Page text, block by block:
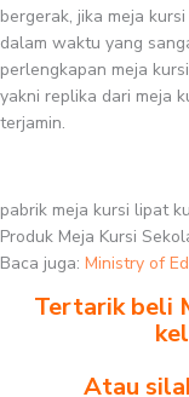
bergerak, jika meja
dalam waktu yang
perlengkapan meja
yakni replika dari meja
terjamin.
pabrik meja kursi lipat
Produk Meja Kursi
Baca juga: Ministry of
Tertarik beli
Atau